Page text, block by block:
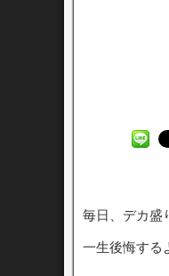
毎日、デカ盛
一生後悔する